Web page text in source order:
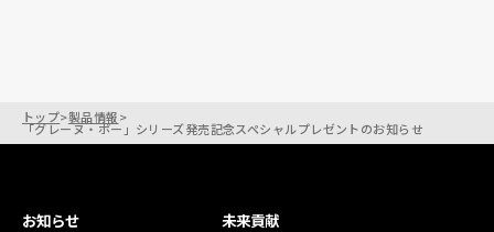
トップ>製品情報>
「グレーヌ・ポー」シリーズ発売記念スペシャルプレゼントのお知らせ
お知らせ 未来貢献